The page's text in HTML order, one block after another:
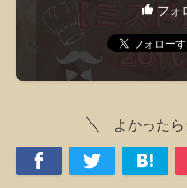
フォ
よかったら